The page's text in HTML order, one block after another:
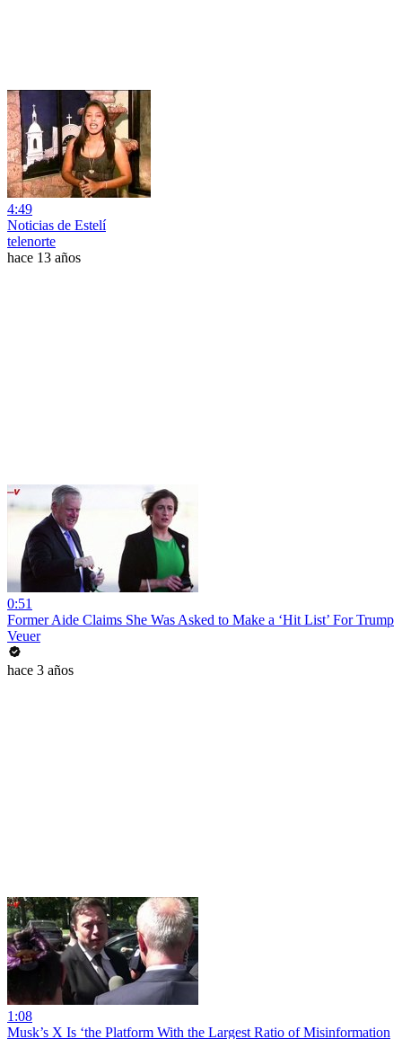
4:49
Noticias de Estelí
telenorte
hace 13 años
0:51
Former Aide Claims She Was Asked to Make a ‘Hit List’ For Trump
Veuer
hace 3 años
1:08
Musk’s X Is ‘the Platform With the Largest Ratio of Misinformation